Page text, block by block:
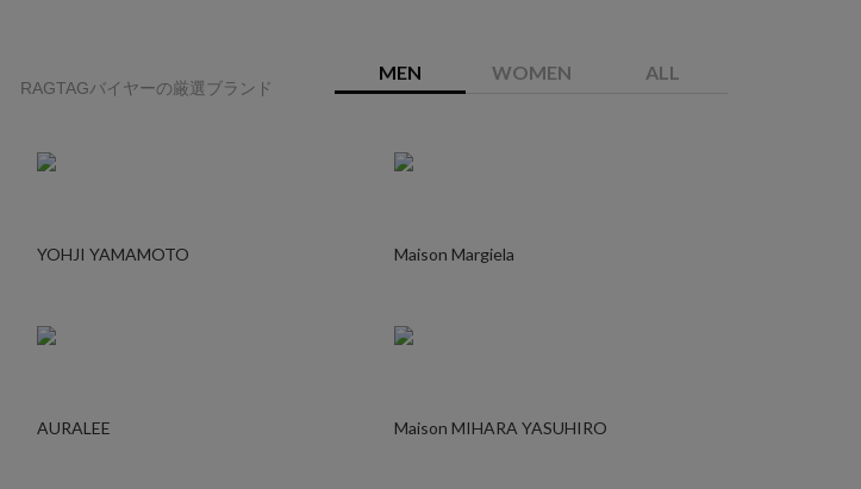
RAGTAGバイヤーの厳選ブランド
MEN WOMEN ALL
YOHJI YAMAMOTO Maison Margiela
AURALEE Maison MIHARA YASUHIRO